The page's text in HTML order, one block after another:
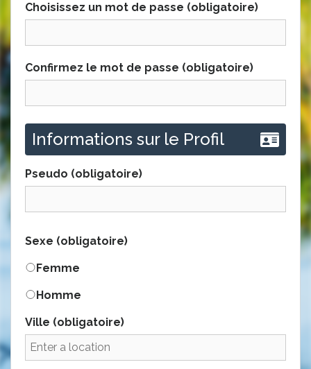
Choisissez un mot de passe (obligatoire)
Confirmez le mot de passe (obligatoire)
Informations sur le Profil
Pseudo (obligatoire)
Sexe (obligatoire)
Femme
Homme
Ville (obligatoire)